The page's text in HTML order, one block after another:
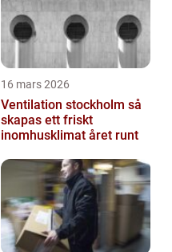
16 mars 2026
Ventilation stockholm så
skapas ett friskt
inomhusklimat året runt